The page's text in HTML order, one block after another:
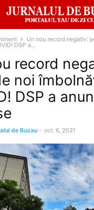
Un nou record negativ:
DSP a...
record
noi
DSP a
de Buzau - oct. 6, 2021